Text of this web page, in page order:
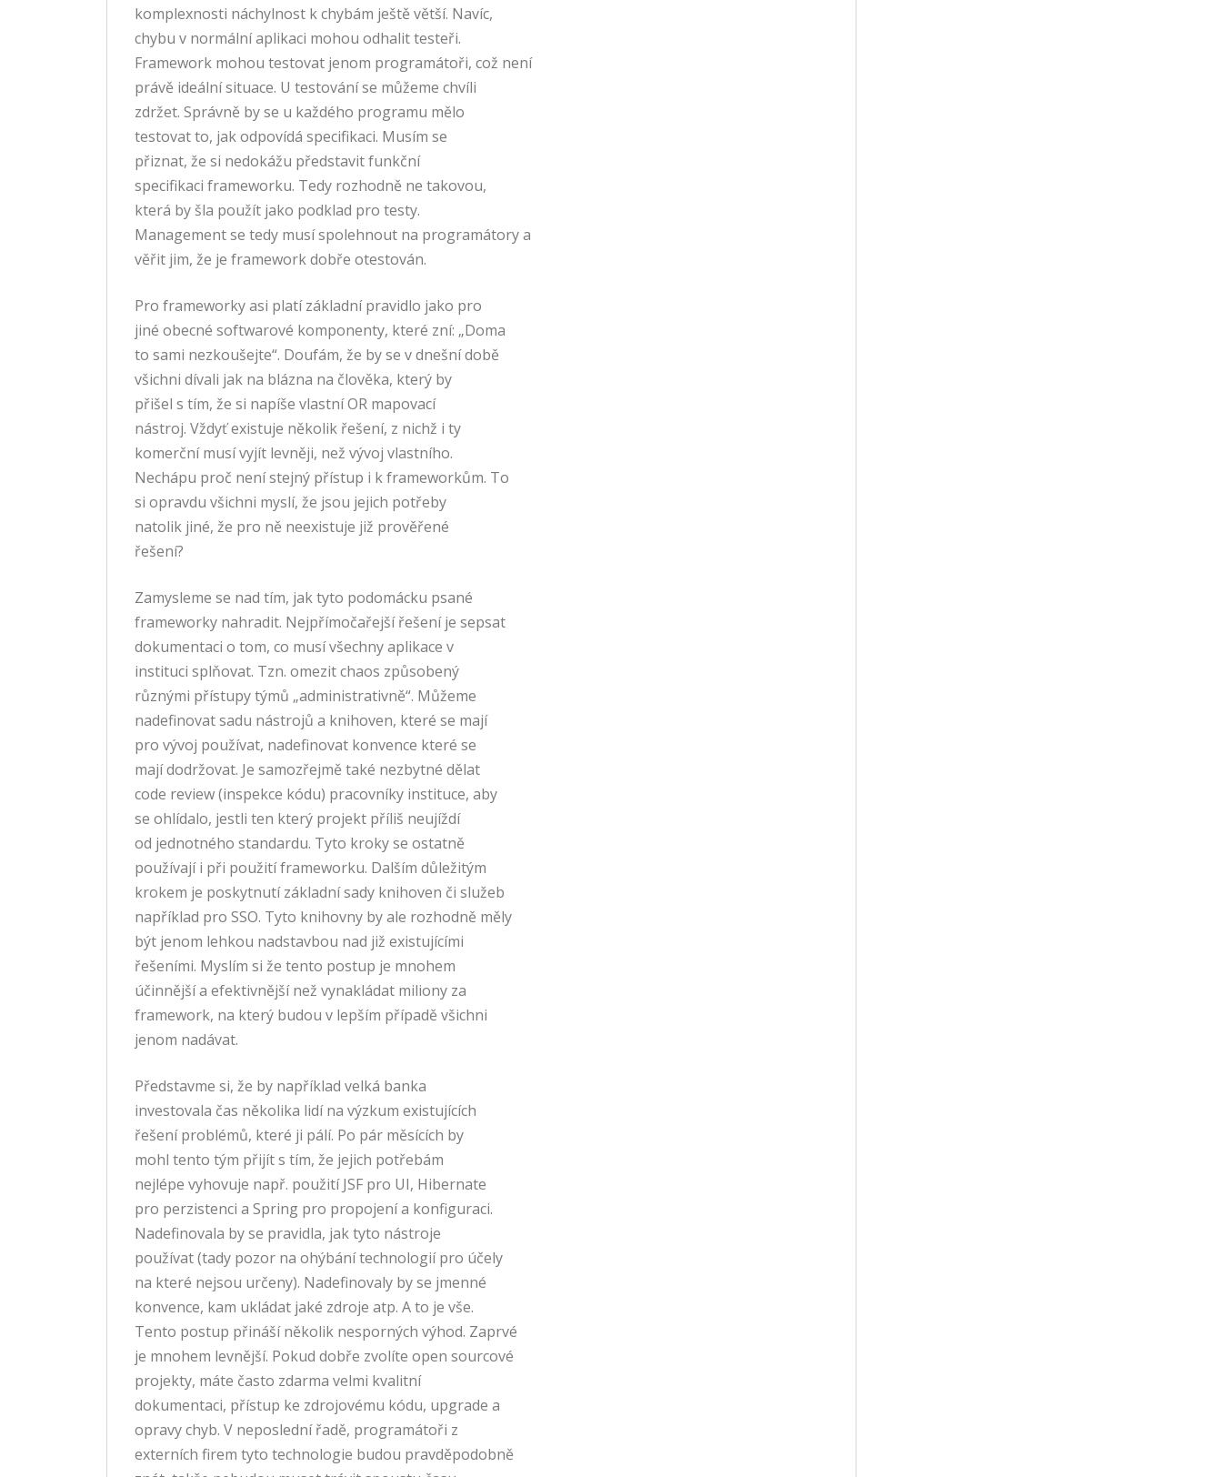
komplexnosti náchylnost k chybám ještě větší. Navíc,
chybu v normální aplikaci mohou odhalit testeři.
Framework mohou testovat jenom programátoři, což není
právě ideální situace. U testování se můžeme chvíli
zdržet. Správně by se u každého programu mělo
testovat to, jak odpovídá specifikaci. Musím se
přiznat, že si nedokážu představit funkční
specifikaci frameworku. Tedy rozhodně ne takovou,
která by šla použít jako podklad pro testy.
Management se tedy musí spolehnout na programátory a
věřit jim, že je framework dobře otestován.
Pro frameworky asi platí základní pravidlo jako pro
jiné obecné softwarové komponenty, které zní: „Doma
to sami nezkoušejte“. Doufám, že by se v dnešní době
všichni dívali jak na blázna na člověka, který by
přišel s tím, že si napíše vlastní OR mapovací
nástroj. Vždyť existuje několik řešení, z nichž i ty
komerční musí vyjít levněji, než vývoj vlastního.
Nechápu proč není stejný přístup i k frameworkům. To
si opravdu všichni myslí, že jsou jejich potřeby
natolik jiné, že pro ně neexistuje již prověřené
řešení?
Zamysleme se nad tím, jak tyto podomácku psané
frameworky nahradit. Nejpřímočařejší řešení je sepsat
dokumentaci o tom, co musí všechny aplikace v
instituci splňovat. Tzn. omezit chaos způsobený
různými přístupy týmů „administrativně“. Můžeme
nadefinovat sadu nástrojů a knihoven, které se mají
pro vývoj používat, nadefinovat konvence které se
mají dodržovat. Je samozřejmě také nezbytné dělat
code review (inspekce kódu) pracovníky instituce, aby
se ohlídalo, jestli ten který projekt příliš neujíždí
od jednotného standardu. Tyto kroky se ostatně
používají i při použití frameworku. Dalším důležitým
krokem je poskytnutí základní sady knihoven či služeb
například pro SSO. Tyto knihovny by ale rozhodně měly
být jenom lehkou nadstavbou nad již existujícími
řešeními. Myslím si že tento postup je mnohem
účinnější a efektivnější než vynakládat miliony za
framework, na který budou v lepším případě všichni
jenom nadávat.
Představme si, že by například velká banka
investovala čas několika lidí na výzkum existujících
řešení problémů, které ji pálí. Po pár měsících by
mohl tento tým přijít s tím, že jejich potřebám
nejlépe vyhovuje např. použití JSF pro UI, Hibernate
pro perzistenci a Spring pro propojení a konfiguraci.
Nadefinovala by se pravidla, jak tyto nástroje
používat (tady pozor na ohýbání technologií pro účely
na které nejsou určeny). Nadefinovaly by se jmenné
konvence, kam ukládat jaké zdroje atp. A to je vše.
Tento postup přináší několik nesporných výhod. Zaprvé
je mnohem levnější. Pokud dobře zvolíte open sourcové
projekty, máte často zdarma velmi kvalitní
dokumentaci, přístup ke zdrojovému kódu, upgrade a
opravy chyb. V neposlední řadě, programátoři z
externích firem tyto technologie budou pravděpodobně